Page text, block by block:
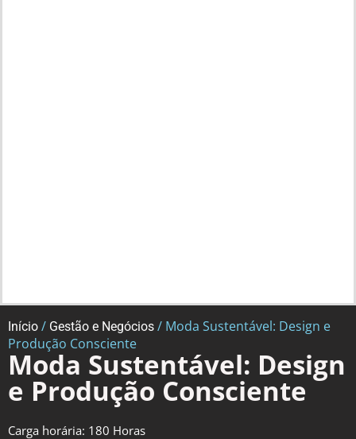
Início / Gestão e Negócios / Moda Sustentável: Design e
Produção Consciente
Moda Sustentável: Design
e Produção Consciente
Carga horária: 180 Horas